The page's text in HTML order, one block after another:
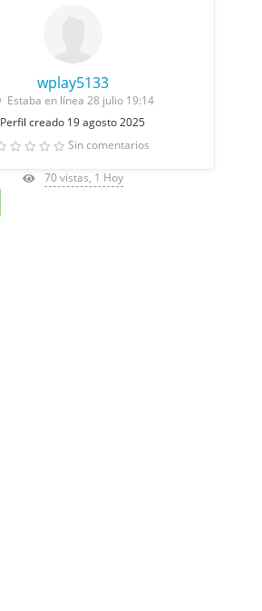
wplay5133
Estaba en línea 28 julio 19:14
Perfil creado 19 agosto 2025
Sin comentarios
70 vistas, 1 Hoy